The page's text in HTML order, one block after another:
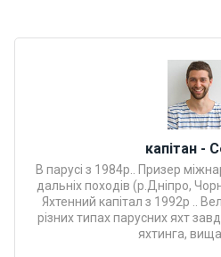
капітан -
В парусі з 1984р.. Призер
дальніх походів (р.Дніпро,
Яхтенний капітал з 1992р ..
різних типах парусних яхт
яхтинга, вища
Про
нку
Подару